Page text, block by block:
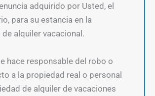
adquirido por Usted, el
para su estancia en la
alquiler vacacional.
hace responsable del robo o
a la propiedad real o personal
de alquiler de vacaciones